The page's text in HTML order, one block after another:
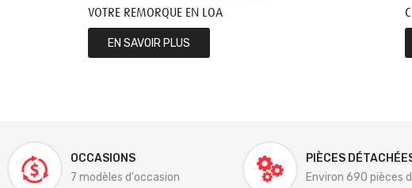
VOTRE REMORQUE EN LOA
EN SAVOIR PLUS
OCCASIONS
7 modèles d'occasion
PIÈCES
Environ 690 pièces